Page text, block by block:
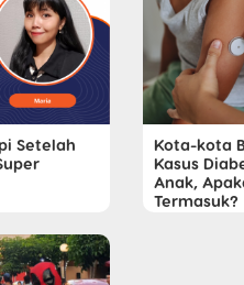
Setelah
Kota-kota
Kasus
Anak,
Termasuk?